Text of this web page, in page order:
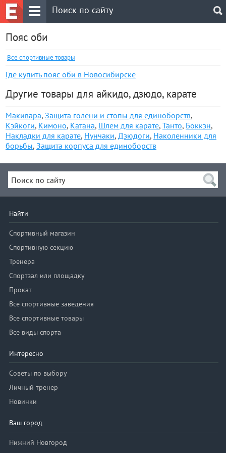
Пояс оби
Все спортивные товары
Где купить пояс оби в Новосибирске
Другие товары для айкидо, дзюдо, карате
Макивара, Защита голени и стопы для единоборств,
Кэйкоги, Кимоно, Катана, Шлем для карате, Танто, Боккэн,
Накладки для карате, Нунчаки, Дзюдоги, Наколенники для
борьбы, Защита корпуса для единоборств
Найти
Спортивный магазин
Спортивную секцию
Тренера
Спортзал или площадку
Прокат
Все спортивные заведения
Все спортивные товары
Все виды спорта
Интересно
Советы по выбору
Личный тренер
Новинки
Ваш город
Нижний Новгород